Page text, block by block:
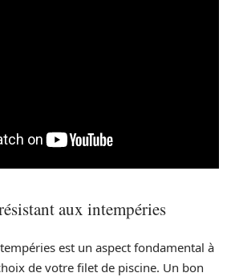
aux intempéries
est un aspect fondamental à
de votre filet de piscine. Un bon